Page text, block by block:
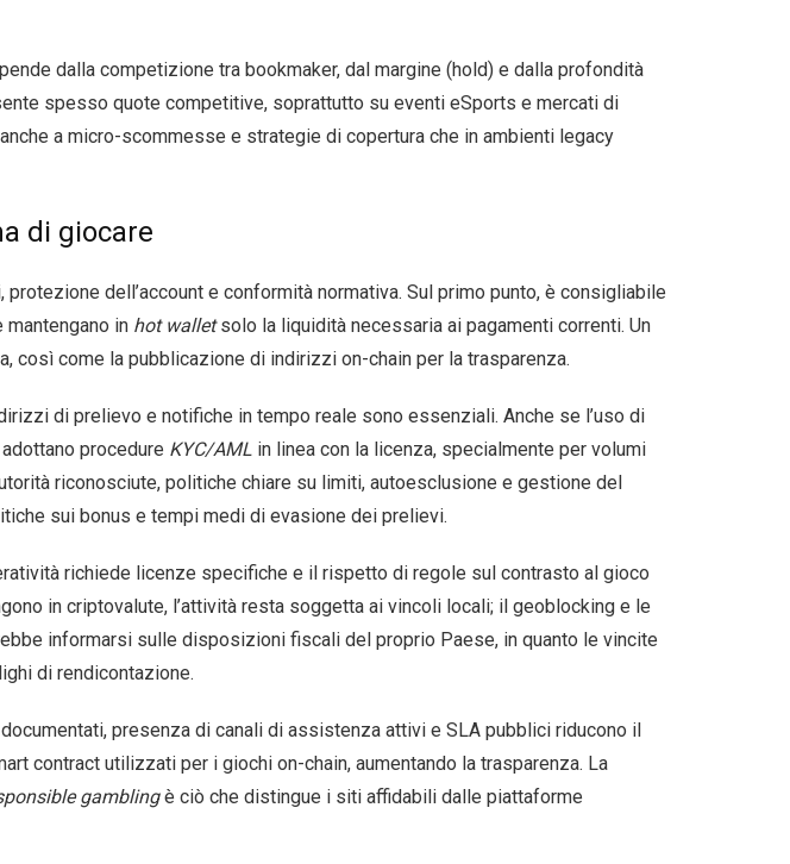
dalla competizione tra bookmaker, dal margine (hold) e dalla profondità
spesso quote competitive, soprattutto su eventi eSports e mercati di
a micro-scommesse e strategie di copertura che in ambienti legacy
di giocare
dell’account e conformità normativa. Sul primo punto, è consigliabile
in hot walletsolo la liquidità necessaria ai pagamenti correnti. Un
come la pubblicazione di indirizzi on-chain per la trasparenza.
di prelievo e notifiche in tempo reale sono essenziali. Anche se l’uso di
procedure KYC/AML in linea con la licenza, specialmente per volumi
riconosciute, politiche chiare su limiti, autoesclusione e gestione del
sui bonus e tempi medi di evasione dei prelievi.
richiede licenze specifiche e il rispetto di regole sul contrasto al gioco
in criptovalute, l’attività resta soggetta ai vincoli locali; il geoblocking e le
informarsi sulle disposizioni fiscali del proprio Paese, in quanto le vincite
di rendicontazione.
presenza di canali di assistenza attivi e SLA pubblici riducono il
contract utilizzati per i giochi on-chain, aumentando la trasparenza. La
gamblingè ciò che distingue i siti affidabili dalle piattaforme